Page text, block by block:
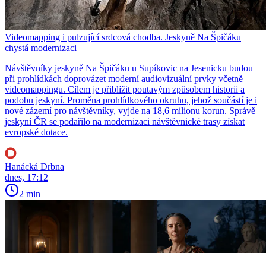
Videomapping i pulzující srdcová chodba. Jeskyně Na Špičáku
chystá modernizaci
Návštěvníky jeskyně Na Špičáku u Supíkovic na Jesenicku budou
při prohlídkách doprovázet moderní audiovizuální prvky včetně
videomappingu. Cílem je přiblížit poutavým způsobem historii a
podobu jeskyní. Proměna prohlídkového okruhu, jehož součástí je i
nové zázemí pro návštěvníky, vyjde na 18,6 milionu korun. Správě
jeskyní ČR se podařilo na modernizaci návštěvnické trasy získat
evropské dotace.
Hanácká Drbna
dnes, 17:12
2 min